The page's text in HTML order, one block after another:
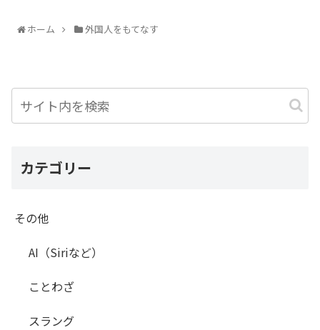
ホーム 外国人をもてなす
カテゴリー
その他
AI（Siriなど）
ことわざ
スラング